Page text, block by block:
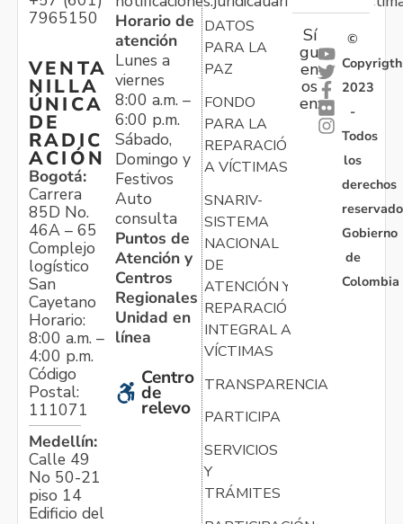
7965150
VENTA
NILLA
ÚNICA
DE
RADIC
ACIÓN
Bogotá:
Carrera
85D No.
46A – 65
Complejo
logístico
San
Cayetano
Horario:
8:00 a.m. –
4:00 p.m.
Código
Postal:
111071
Medellín:
Calle 49
No 50-21
piso 14
Edificio del
Horario de
atención
Lunes a
viernes
8:00 a.m. –
6:00 p.m.
Sábado,
Domingo y
Festivos
Auto
consulta
Puntos de
Atención y
Centros
Regionales
Unidad en
línea
Centro
de
relevo
DATOS
PARA LA
PAZ
FONDO
PARA LA
REPARACIÓN
A VÍCTIMAS
SNARIV-
SISTEMA
NACIONAL
DE
ATENCIÓN Y
REPARACIÓN
INTEGRAL A
VÍCTIMAS
TRANSPARENCIA
PARTICIPA
SERVICIOS
Y
TRÁMITES
Sí
gu
en
os
en:
©
Copyrigth
2023
-
Todos
los
derechos
Gobierno
de
Colombia